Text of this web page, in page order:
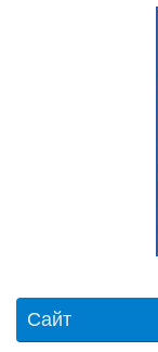
Сайт